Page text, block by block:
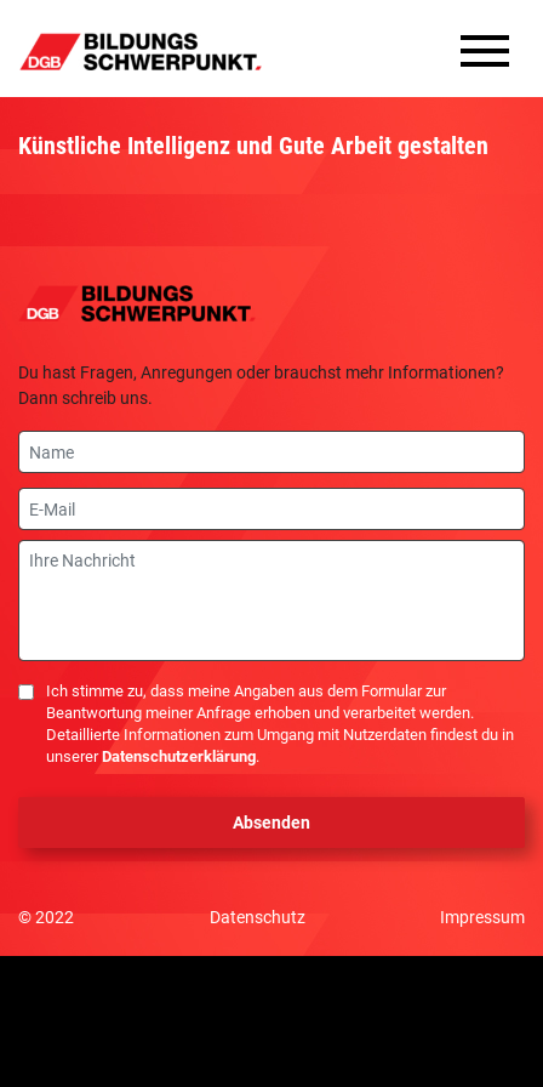
Bildungsschwerpunkte
Künstliche Intelligenz und Gute Arbeit gestalten
Du hast Fragen, Anregungen oder brauchst mehr Informationen?
Dann schreib uns.
Name
E-
Mail
Nachricht
Einwilligung
Ich stimme zu, dass meine Angaben aus dem Formular zur
Beantwortung meiner Anfrage erhoben und verarbeitet werden.
Detaillierte Informationen zum Umgang mit Nutzerdaten findest du in
unsererDatenschutzerklärung.
© 2022 Datenschutz Impressum